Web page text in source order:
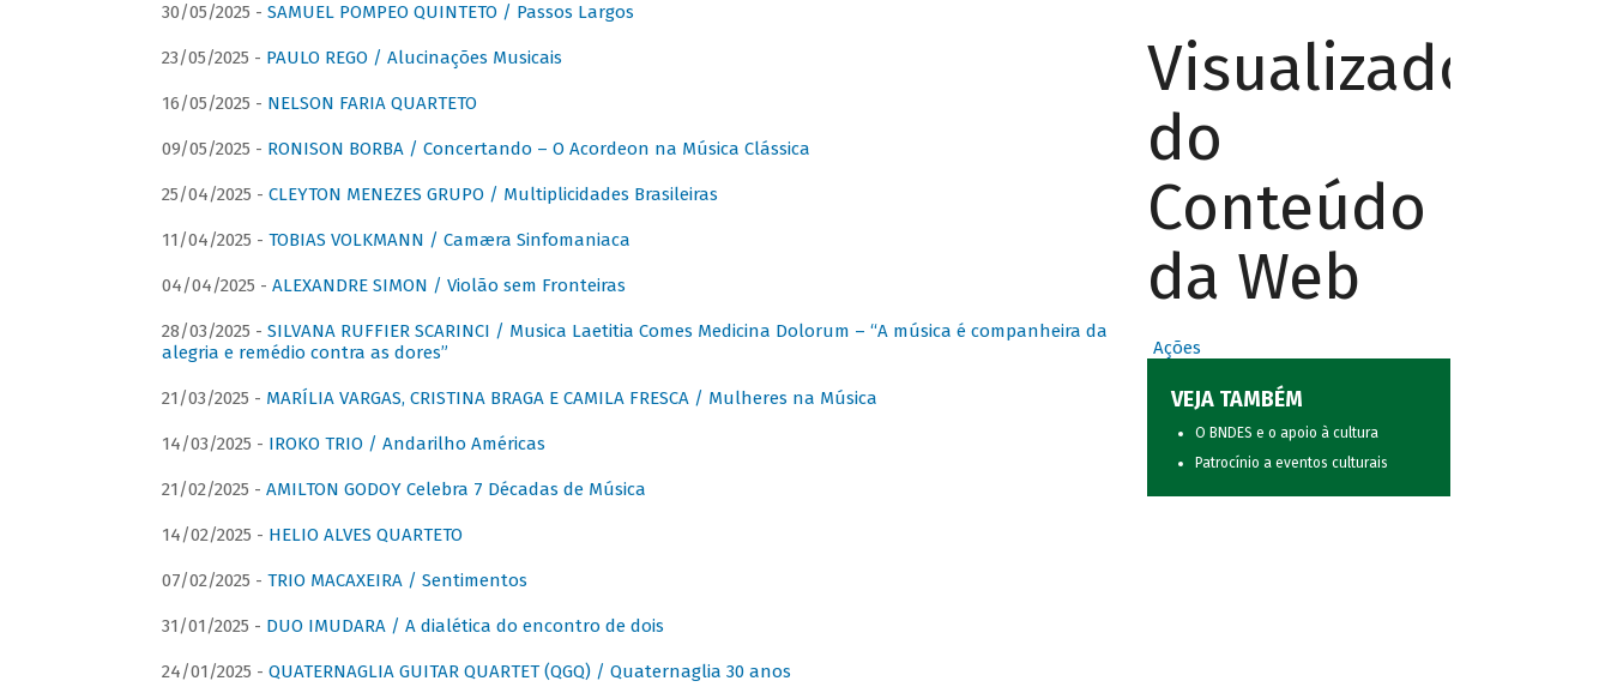
30/05/2025 - SAMUEL POMPEO QUINTETO / Passos Largos
23/05/2025 - PAULO REGO / Alucinações Musicais
16/05/2025 - NELSON FARIA QUARTETO
09/05/2025 - RONISON BORBA / Concertando – O Acordeon na Música Clássica
25/04/2025 - CLEYTON MENEZES GRUPO / Multiplicidades Brasileiras
11/04/2025 - TOBIAS VOLKMANN / Camæra Sinfomaniaca
04/04/2025 - ALEXANDRE SIMON / Violão sem Fronteiras
28/03/2025 - SILVANA RUFFIER SCARINCI / Musica Laetitia Comes Medicina Dolorum – “A música é companheira da
alegria e remédio contra as dores”
21/03/2025 - MARÍLIA VARGAS, CRISTINA BRAGA E CAMILA FRESCA / Mulheres na Música
14/03/2025 - IROKO TRIO / Andarilho Américas
21/02/2025 - AMILTON GODOY Celebra 7 Décadas de Música
14/02/2025 - HELIO ALVES QUARTETO
07/02/2025 - TRIO MACAXEIRA / Sentimentos
31/01/2025 - DUO IMUDARA / A dialética do encontro de dois
24/01/2025 - QUATERNAGLIA GUITAR QUARTET (QGQ) / Quaternaglia 30 anos
Visualizador
do
Conteúdo
da Web
Ações
VEJA TAMBÉM
O BNDES e o apoio à cultura
Patrocínio a eventos culturais